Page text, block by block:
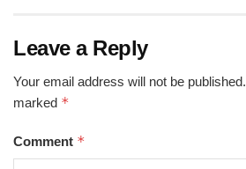
Leave a Reply
Your email address will not be published.
marked *
Comment *